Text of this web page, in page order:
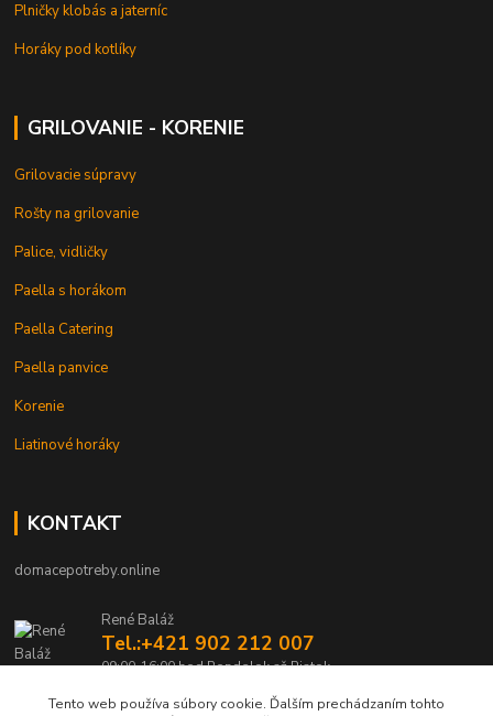
Plničky klobás a jaterníc
Horáky pod kotlíky
GRILOVANIE - KORENIE
Grilovacie súpravy
Rošty na grilovanie
Palice, vidličky
Paella s horákom
Paella Catering
Paella panvice
Korenie
Liatinové horáky
KONTAKT
domacepotreby.online
René Baláž
Tel.:+421 902 212 007
09:00-16:00 hod Pondelok až Piatok
info@domacepotreby.online
Tento web používa súbory cookie. Ďalším prechádzaním tohto